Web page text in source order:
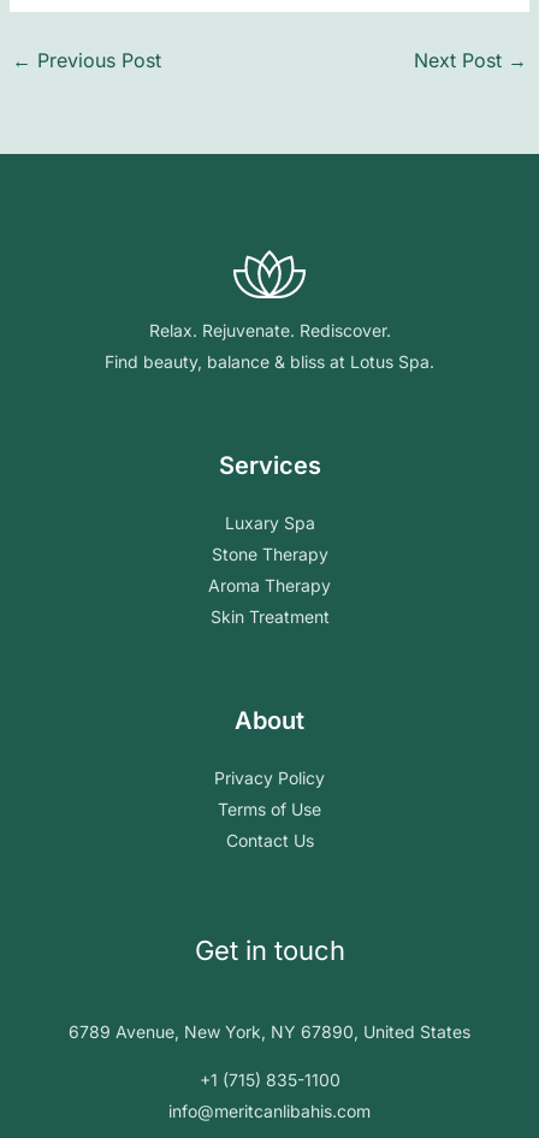
← Previous Post Next Post →
Relax. Rejuvenate. Rediscover.
Find beauty, balance & bliss at Lotus Spa.
Services
Luxary Spa
Stone Therapy
Aroma Therapy
Skin Treatment
About
Privacy Policy
Terms of Use
Contact Us
Get in touch
6789 Avenue, New York, NY 67890, United States
+1 (715) 835-1100
info@meritcanlibahis.com